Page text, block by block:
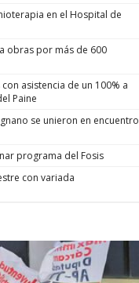
en el Hospital de
obras por más de 600
asistencia de un 100% a
Paine
se unieron en encuentro
programa del Fosis
con variada